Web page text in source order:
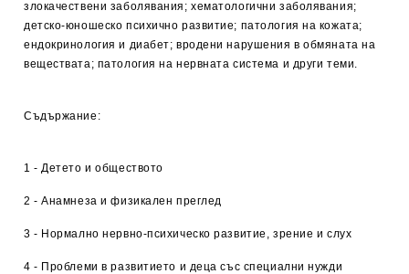
злокачествени заболявания; хематологични заболявания;
детско-юношеско психично развитие; патология на кожата;
ендокринология и диабет; вродени нарушения в обмяната на
веществата; патология на нервната система и други теми.
Съдържание:
1 - Детето и обществото
2 - Анамнеза и физикален преглед
3 - Нормално нервно-психическо развитие, зрение и слух
4 - Проблеми в развитието и деца със специални нужди